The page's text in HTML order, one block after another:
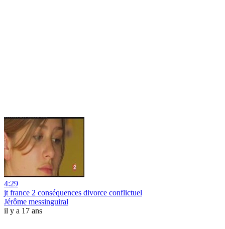
4:29
jt france 2 conséquences divorce conflictuel
Jérôme messinguiral
il y a 17 ans